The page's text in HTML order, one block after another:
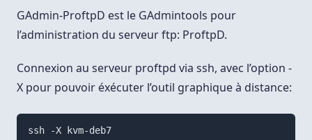
GAdmin-ProftpD est le GAdmintools pour
l’administration du serveur ftp: ProftpD.
Connexion au serveur proftpd via ssh, avec l’option -
X pour pouvoir éxécuter l’outil graphique à distance:
ssh -X kvm-deb7